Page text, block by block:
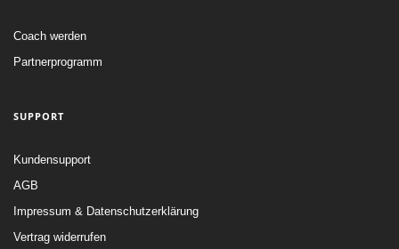
Coach werden
Partnerprogramm
SUPPORT
Kundensupport
AGB
Impressum & Datenschutzerklärung
Vertrag widerrufen